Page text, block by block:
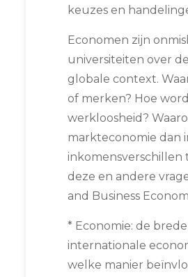
keuzes en
Economen zijn
universiteiten over
globale context.
of merken? Hoe
werkloosheid?
markteconomie dan
inkomensverschillen
deze en andere
and Business
* Economie: de
internationale
welke manier